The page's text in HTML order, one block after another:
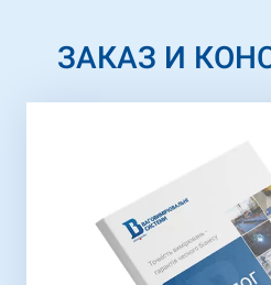
ЗАКАЗ И